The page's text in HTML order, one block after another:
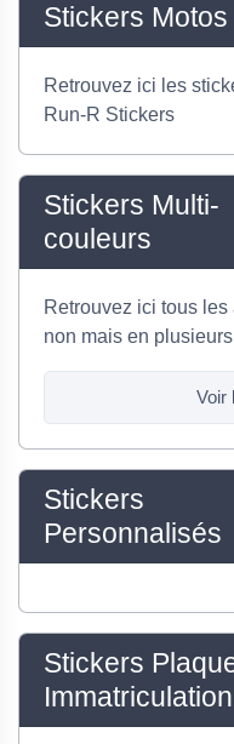
Stickers Motos
Retrouvez ici les
Run-R Stickers
Stickers Multi-
couleurs
Retrouvez ici tous
non mais en
Voir
Stickers
Personnalisés
Stickers
Immatriculation